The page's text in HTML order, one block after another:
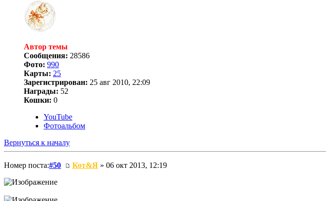
Автор темы
Сообщения: 28586
Фото: 990
Карты: 25
Зарегистрирован: 25 авг 2010, 22:09
Награды: 52
Кошки: 0
YouTube
Фотоальбом
Вернуться к началу
Номер поста:#50 Кот&Я » 06 окт 2013, 12:19